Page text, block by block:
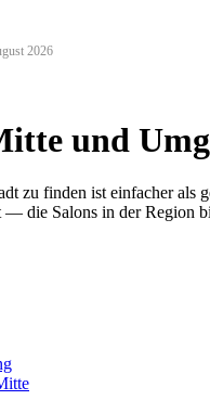
2026
und
zu finden ist einfacher
die Salons in der Region